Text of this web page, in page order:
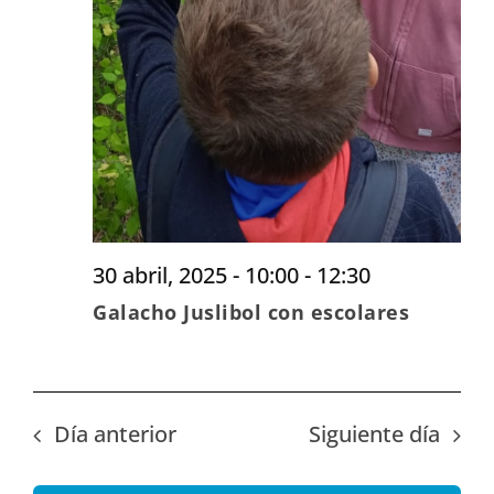
30 abril, 2025 - 10:00- 12:30
Galacho Juslibol con escolares
Día anterior Siguiente día